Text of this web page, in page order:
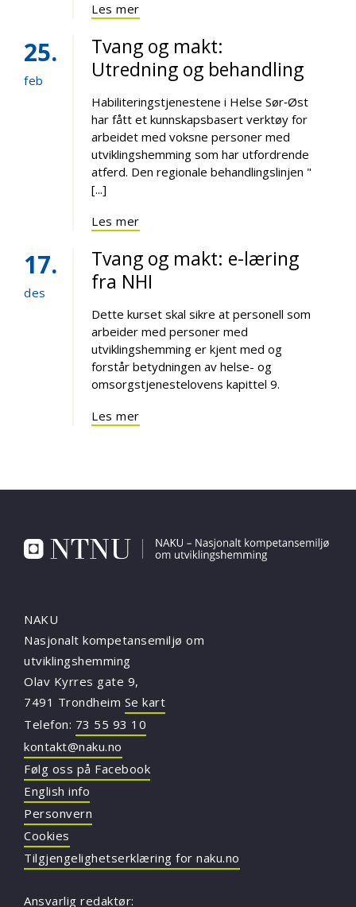
Les mer
25
feb
Tvang og makt:
Utredning og behandling
Habiliteringstjenestene i Helse Sør‑Øst
har fått et kunnskapsbasert verktøy for
arbeidet med voksne personer med
utviklingshemming som har utfordrende
atferd. Den regionale behandlingslinjen "
[...]
Les mer
17
des
Tvang og makt: e-læring
fra NHI
Dette kurset skal sikre at personell som
arbeider med personer med
utviklingshemming er kjent med og
forstår betydningen av helse- og
omsorgstjenestelovens kapittel 9.
Les mer
NAKU
Nasjonalt kompetansemiljø om
utviklingshemming
Olav Kyrres gate 9,
7491 Trondheim Se kart
Telefon: 73 55 93 10
kontakt@naku.no
Følg oss på Facebook
English info
Personvern
Cookies
Tilgjengelighetserklæring for naku.no
Ansvarlig redaktør: